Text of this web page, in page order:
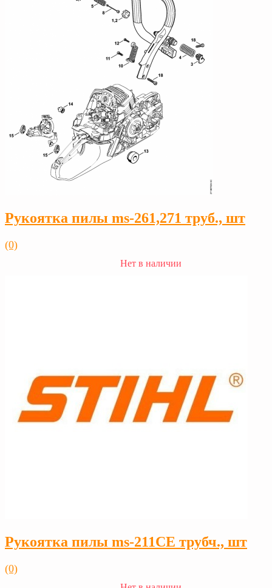
Рукоятка пилы ms-261,271 труб., шт
(0)
Нет в наличии
Рукоятка пилы ms-211CE трубч., шт
(0)